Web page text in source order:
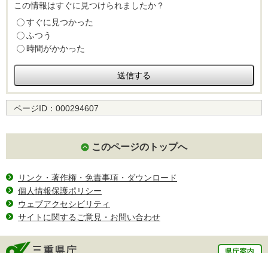
この情報はすぐに見つけられましたか？
すぐに見つかった
ふつう
時間がかかった
ページID： 000294607
このページのトップへ
リンク・著作権・免責事項・ダウンロード
個人情報保護ポリシー
ウェブアクセシビリティ
サイトに関するご意見・お問い合わせ